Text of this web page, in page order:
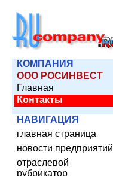
КОМПАНИЯ
ООО РОСИНВЕСТ
Главная
Контакты
НАВИГАЦИЯ
главная страница
новости предприятий
отраслевой
рубрикатор